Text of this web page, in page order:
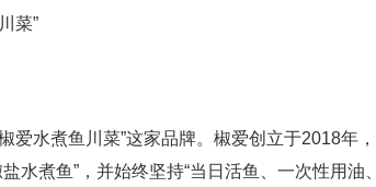
菜”
水煮鱼川菜”这家品牌。椒爱创立于2018年
水煮鱼”，并始终坚持“当日活鱼、一次性用